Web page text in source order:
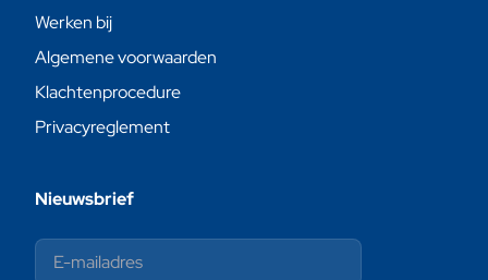
Werken bij
Algemene voorwaarden
Klachtenprocedure
Privacyreglement
Nieuwsbrief